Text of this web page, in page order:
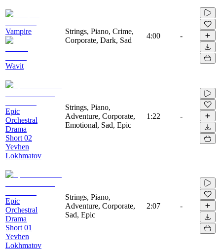
Vampire
Wavit
Strings, Piano, Crime,
Corporate, Dark, Sad
4:00 -
Epic
Orchestral
Drama
Short 02
Yevhen
Lokhmatov
Strings, Piano,
Adventure, Corporate,
Emotional, Sad, Epic
1:22 -
Epic
Orchestral
Drama
Short 01
Yevhen
Lokhmatov
Strings, Piano,
Adventure, Corporate,
Sad, Epic
2:07 -